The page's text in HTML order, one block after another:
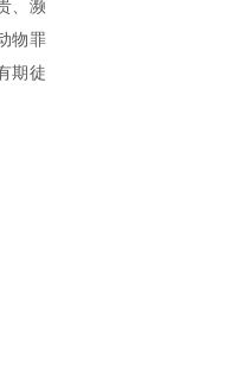
、濒
物罪
期徒